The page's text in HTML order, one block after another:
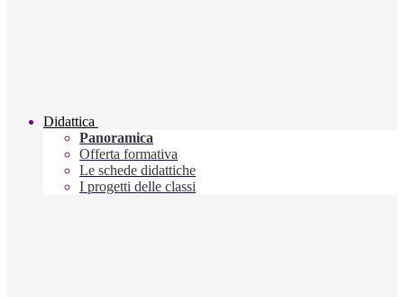
Didattica
Panoramica
Offerta formativa
Le schede didattiche
I progetti delle classi